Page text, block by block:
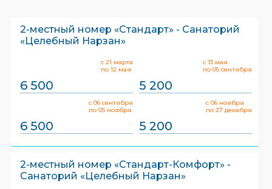
2-местный номер «Стандарт» - Санаторий
«Целебный Нарзан»
с 21 марта
по 12 мая
6 500
с 13 мая
по 05 сентября
5 200
с 06 сентября
по 05 ноября
6 500
с 06 ноября
по 27 декабря
5 200
2-местный номер «Стандарт-Комфорт» -
Санаторий «Целебный Нарзан»